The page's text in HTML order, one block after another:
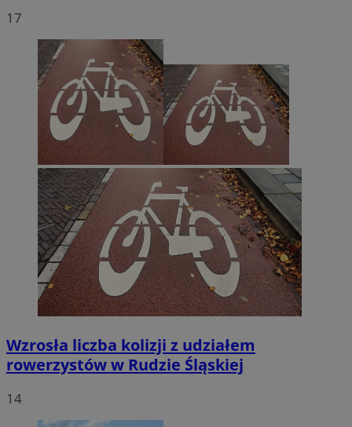
17
Wzrosła liczba kolizji z udziałem
rowerzystów w Rudzie Śląskiej
14